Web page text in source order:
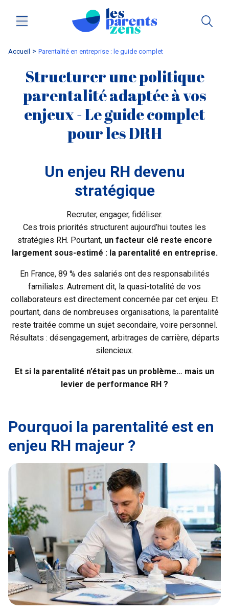
Accueil parentalité en entreprise : le guide complet
Structurer une politique
parentalité adaptée à vos
enjeux - Le guide complet
pour les DRH
Un enjeu RH devenu
stratégique
Recruter, engager, fidéliser.
Ces trois priorités structurent aujourd’hui toutes les
stratégies RH. Pourtant,un facteur clé reste encore
largement sous-estimé : la parentalité en entreprise.
En France, 89 % des salariés ont des responsabilités
familiales. Autrement dit, la quasi-totalité de vos
collaborateurs est directement concernée par cet enjeu. Et
pourtant, dans de nombreuses organisations, la parentalité
reste traitée comme un sujet secondaire, voire personnel.
Résultats : désengagement, arbitrages de carrière, départs
silencieux.
Et si la parentalité n’était pas un problème… mais un
levier de performance RH ?
Pourquoi la parentalité est en
enjeu RH majeur ?